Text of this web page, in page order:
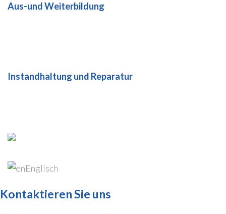
Aus-und Weiterbildung
Instandhaltung und Reparatur
Englisch
Startseite
Kontaktieren Sie uns